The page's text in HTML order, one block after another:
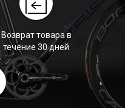
Возврат товара в
течение 30 дней